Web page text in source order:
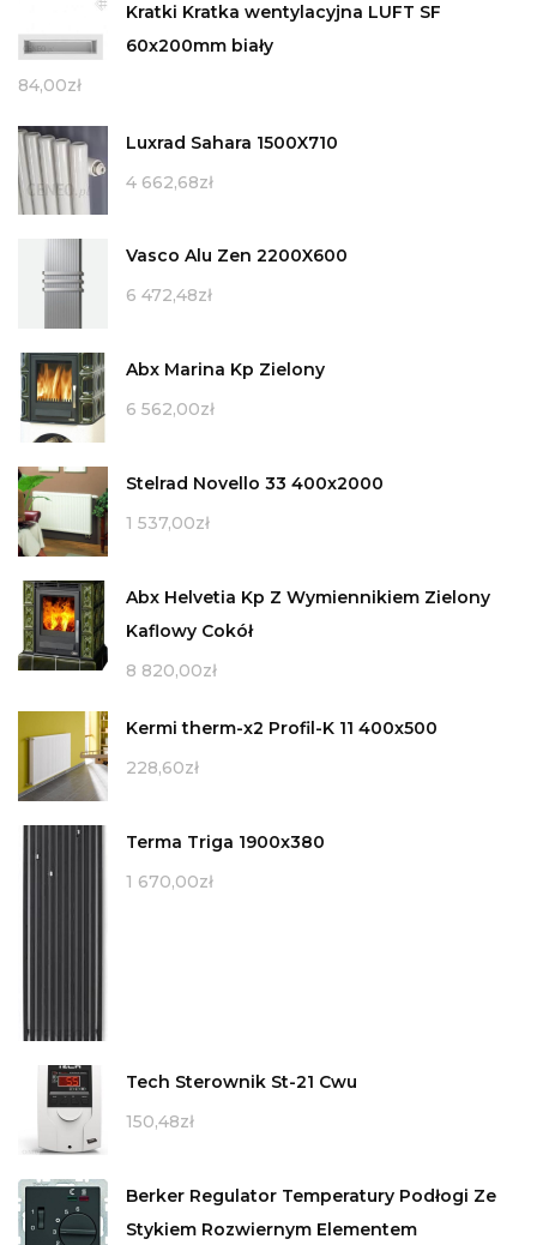
Kratki Kratka wentylacyjna LUFT SF
60x200mm biały
84,00zł
Luxrad Sahara 1500X710
4 662,68zł
Vasco Alu Zen 2200X600
6 472,48zł
Abx Marina Kp Zielony
6 562,00zł
Stelrad Novello 33 400x2000
1 537,00zł
Abx Helvetia Kp Z Wymiennikiem Zielony
Kaflowy Cokół
8 820,00zł
Kermi therm-x2 Profil-K 11 400x500
228,60zł
Terma Triga 1900x380
1 670,00zł
Tech Sterownik St-21 Cwu
150,48zł
Berker Regulator Temperatury Podłogi Ze
Stykiem Rozwiernym Elementem